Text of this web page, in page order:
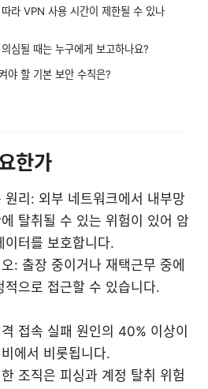
라 VPN 사용 시간이 제한될 수 있나
심될 때는 누구에게 보고하나요?
야 할 기본 보안 수칙은?
한가
원리: 외부 네트워크에서 내부망
탈취될 수 있는 위험이 있어 암
터를 보호합니다.
: 출장 중이거나 재택근무 중에
으로 접근할 수 있습니다.
접속 실패 원인의 40% 이상이
에서 비롯됩니다.
조직은 피싱과 계정 탈취 위험